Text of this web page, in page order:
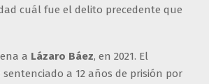
cuál fue el delito precedente que
a Lázaro Báez, en 2021. El
a 12 años de prisión por